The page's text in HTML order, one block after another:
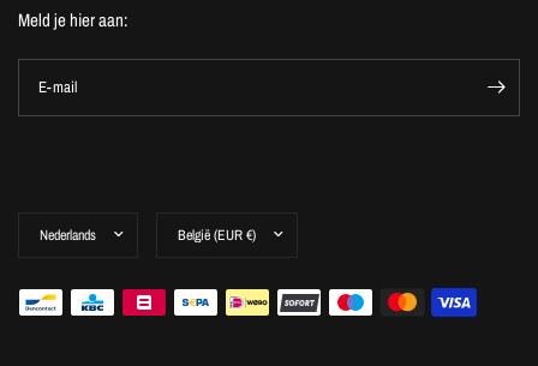
Meld je hier aan:
E-mail